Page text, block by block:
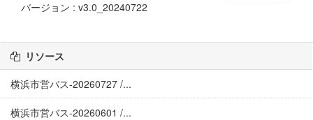
バージョン : v3.0_20240722
リソース
横浜市営バス-20260727 /...
横浜市営バス-20260601 /...